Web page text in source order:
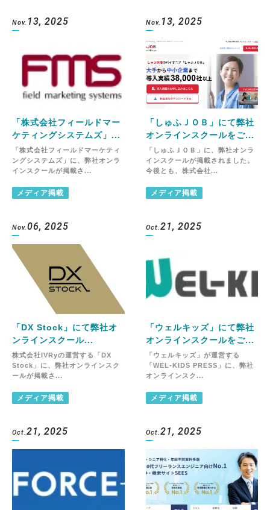
Nov. 13, 2025
「株式会社フィールドマー
ケティングシステムズ」...
「株式会社フィールドマーケティ
ングシステムズ」に、弊社オンラ
インスクールが掲載さ...
メディア掲載
Nov. 13, 2025
「しゅふＪＯＢ」にて弊社
オンラインスクールをご...
「しゅふＪＯＢ」に、弊社オンラ
インスクールが掲載されました。
今後とも、株式会社...
メディア掲載
Nov.06, 2025
「DX Stock」にて弊社オ
ンラインスクール...
株式会社IVRyの運営する「DX
Stock」に、弊社オンラインスク
ールが掲載さ...
メディア掲載
Oct.21, 2025
「ウェルキッズ」にて弊社
オンラインスクールをご...
「ウェルキッズ」が運営する
「WEL-KIDS PRESS」に、弊社
オンラインスク...
メディア掲載
Oct.21, 2025 Oct.21, 2025